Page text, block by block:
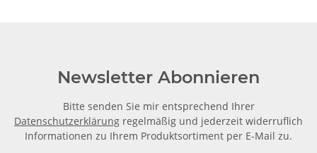
Newsletter Abonnieren
Bitte senden Sie mir entsprechend Ihrer
Datenschutzerklärung regelmäßig und jederzeit widerruflich
Informationen zu Ihrem Produktsortiment per E-Mail zu.